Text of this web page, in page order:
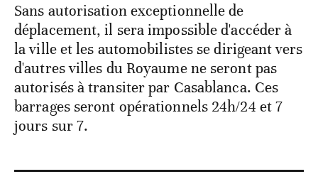
Sans autorisation exceptionnelle de
déplacement, il sera impossible d'accéder à
la ville et les automobilistes se dirigeant vers
d'autres villes du Royaume ne seront pas
autorisés à transiter par Casablanca. Ces
barrages seront opérationnels 24h/24 et 7
jours sur 7.